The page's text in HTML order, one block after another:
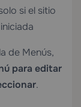
si el sitio
de Menús,
para editar
.